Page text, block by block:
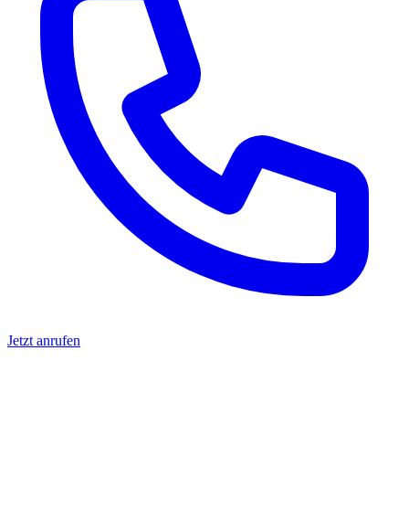
Jetzt anrufen